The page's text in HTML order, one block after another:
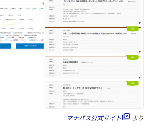
マナパス公式サイト より